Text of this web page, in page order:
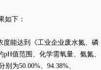
如下：
度能达到《工业企业废水氮、磷
值范围、化学需氧量、氨氮、
为50.00%、94.38%、